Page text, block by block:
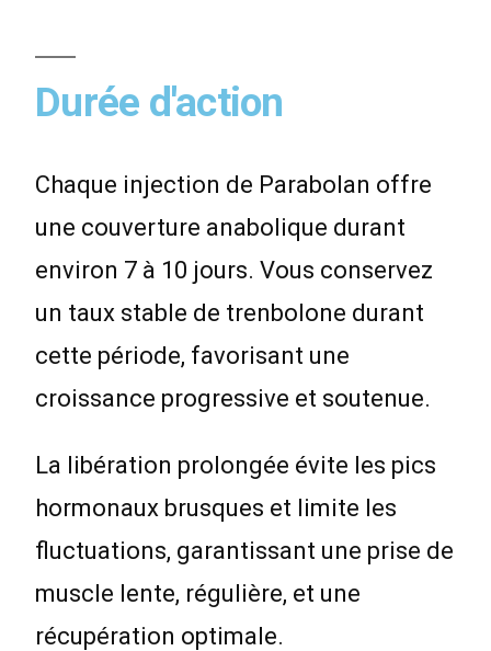
Durée d'action
Chaque injection de Parabolan offre
une couverture anabolique durant
environ 7 à 10 jours. Vous conservez
un taux stable de trenbolone durant
cette période, favorisant une
croissance progressive et soutenue.
La libération prolongée évite les pics
hormonaux brusques et limite les
fluctuations, garantissant une prise de
muscle lente, régulière, et une
récupération optimale.